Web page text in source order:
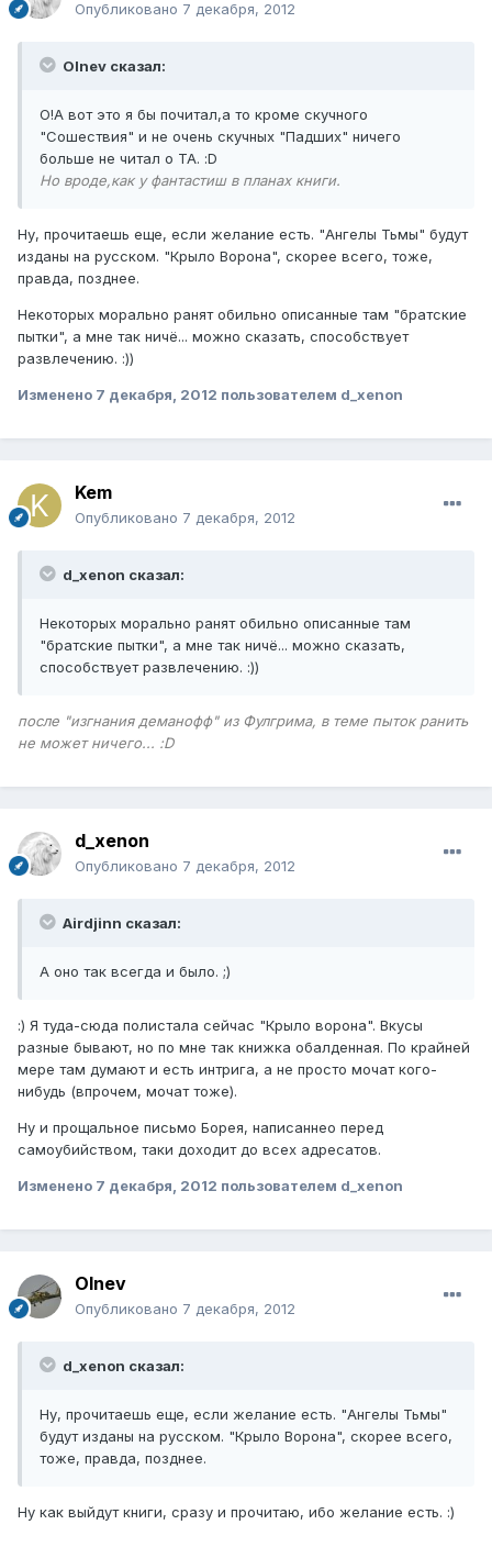
Опубликовано 7 декабря, 2012
Olnev сказал:
О!А вот это я бы почитал,а то кроме скучного
"Сошествия" и не очень скучных "Падших" ничего
больше не читал о ТА. :D
Но вроде,как у фантастиш в планах книги.
Ну, прочитаешь еще, если желание есть. "Ангелы Тьмы" будут
изданы на русском. "Крыло Ворона", скорее всего, тоже,
правда, позднее.
Некоторых морально ранят обильно описанные там "братские
пытки", а мне так ничё... можно сказать, способствует
развлечению. :))
Изменено 7 декабря, 2012 пользователем d_xenon
Kem
Опубликовано 7 декабря, 2012
d_xenon сказал:
Некоторых морально ранят обильно описанные там
"братские пытки", а мне так ничё... можно сказать,
способствует развлечению. :))
после "изгнания деманофф" из Фулгрима, в теме пыток ранить
не может ничего... :D
d_xenon
Опубликовано 7 декабря, 2012
Airdjinn сказал:
А оно так всегда и было. ;)
:) Я туда-сюда полистала сейчас "Крыло ворона". Вкусы
разные бывают, но по мне так книжка обалденная. По крайней
мере там думают и есть интрига, а не просто мочат кого-
нибудь (впрочем, мочат тоже).
Ну и прощальное письмо Борея, написаннео перед
самоубийством, таки доходит до всех адресатов.
Изменено 7 декабря, 2012 пользователем d_xenon
Olnev
Опубликовано 7 декабря, 2012
d_xenon сказал:
Ну, прочитаешь еще, если желание есть. "Ангелы Тьмы"
будут изданы на русском. "Крыло Ворона", скорее всего,
тоже, правда, позднее.
Ну как выйдут книги, сразу и прочитаю, ибо желание есть. :)